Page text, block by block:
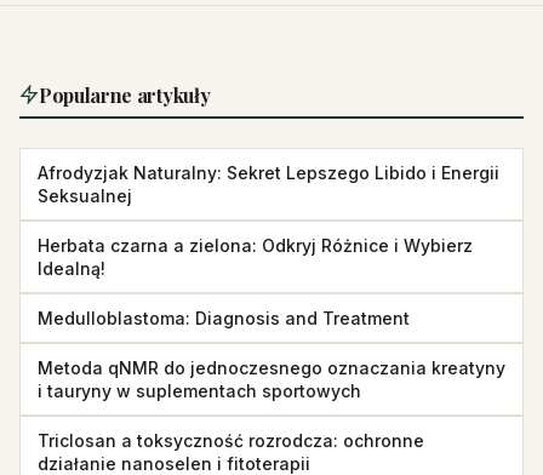
Popularne artykuły
Afrodyzjak Naturalny: Sekret Lepszego Libido i Energii
Seksualnej
Herbata czarna a zielona: Odkryj Różnice i Wybierz
Idealną!
Medulloblastoma: Diagnosis and Treatment
Metoda qNMR do jednoczesnego oznaczania kreatyny
i tauryny w suplementach sportowych
Triclosan a toksyczność rozrodcza: ochronne
działanie nanoselen i fitoterapii